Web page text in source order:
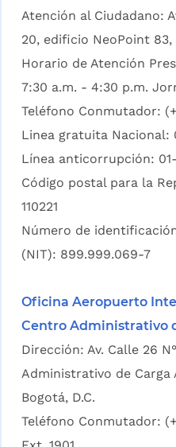
Atención al Ciudadano:
20, edificio NeoPoint
Horario de Atención
7:30 a.m. - 4:30 p.m.
Teléfono Conmutador:
Linea gratuita Nacional:
Línea anticorrupción:
Código postal para la
110221
Número de
(NIT): 899.999.069-7
Oficina Aeropuerto
Centro Administrativo
Dirección: Av. Calle 26
Administrativo de
Bogotá, D.C.
Teléfono Conmutador: